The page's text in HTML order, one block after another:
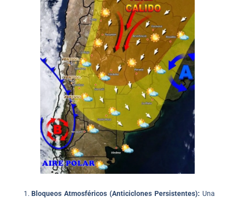
Bloqueos Atmosféricos (Anticiclones Persistentes): Una